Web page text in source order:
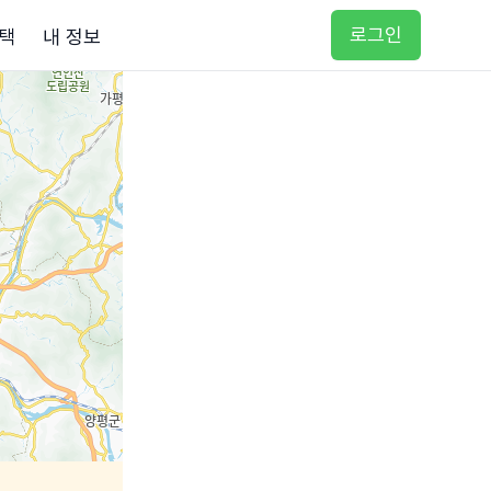
내 정보 로그인